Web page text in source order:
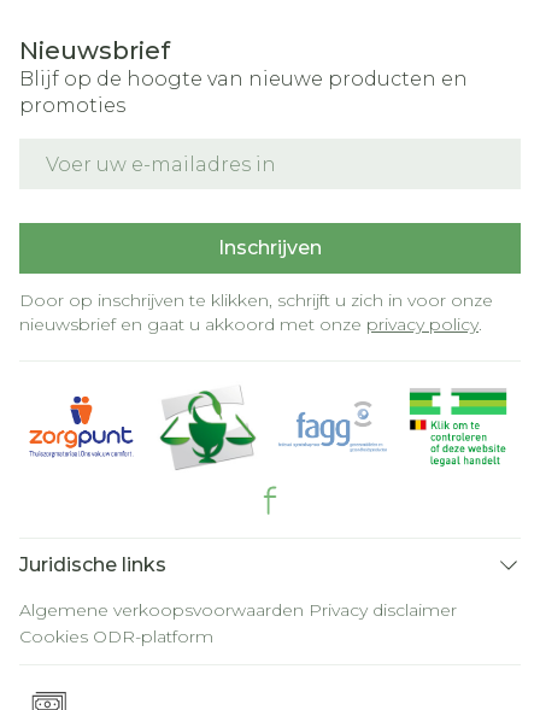
Nieuwsbrief
Blijf op de hoogte van nieuwe producten en
promoties
Inschrijven
Door op inschrijven te klikken, schrijft u zich in voor onze
nieuwsbrief en gaat u akkoord met onze privacy policy.
Juridische links
Algemene verkoopsvoorwaarden Privacy disclaimer
Cookies ODR-platform